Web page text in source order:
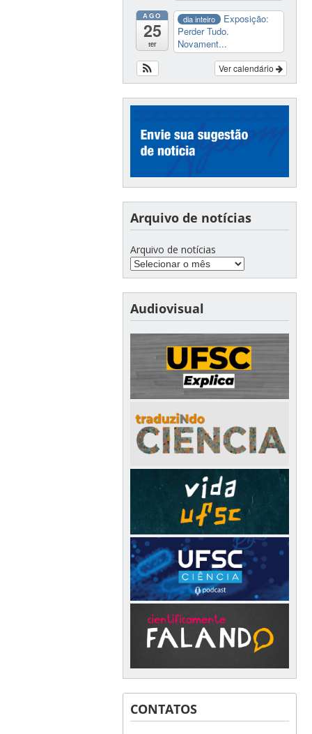
AGO
25
ter
dia inteiro
Exposição:
Perder Tudo.
Novament...
Ver calendário
Arquivo de notícias
Arquivo de notícias
Audiovisual
CONTATOS